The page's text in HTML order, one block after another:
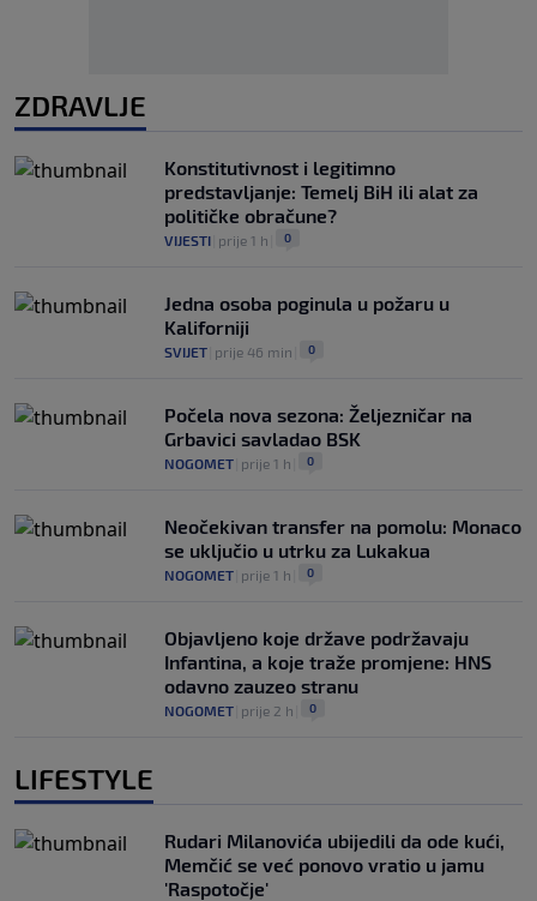
ZDRAVLJE
Konstitutivnost i legitimno
predstavljanje: Temelj BiH ili alat za
političke obračune?
VIJESTI prije 1 h 0
Jedna osoba poginula u požaru u
Kaliforniji
SVIJET prije 46 min 0
Počela nova sezona: Željezničar na
Grbavici savladao BSK
NOGOMET prije 1 h 0
Neočekivan transfer na pomolu: Monaco
se uključio u utrku za Lukakua
NOGOMET prije 1 h 0
Objavljeno koje države podržavaju
Infantina, a koje traže promjene: HNS
odavno zauzeo stranu
NOGOMET prije 2 h 0
LIFESTYLE
Rudari Milanovića ubijedili da ode kući,
Memčić se već ponovo vratio u jamu
'Raspotočje'